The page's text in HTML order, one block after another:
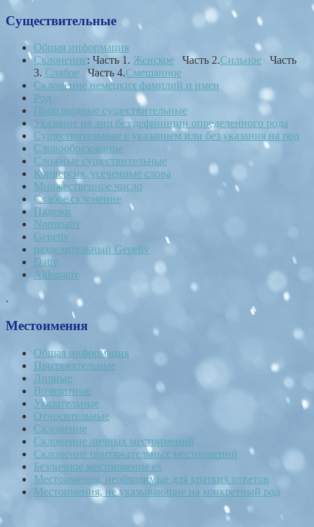
Существительные
Общая информация
Склонение: Часть 1. Женское Часть 2.Сильное Часть
3. Слабое Часть 4.Смешанное
Склонение немецких фамилий и имен
Род
Производные существительные
Указание на лиц без дефиниции определенного рода
Существительные с указанием или без указания на род
Словообразование
Сложные существительные
Конверсия, усеченные слова
Множественное число
Слабое склонение
Падежи
Nominativ
Genetiv
разделительный Genetiv
Dativ
Akkusativ
.
Местоимения
Общая информация
Притяжательные
Личные
Возвратные
Указательные
Относительные
Склонение
Склонение личных местоимений
Склонение притяжательных местоимений
Безличное местоимение es
Местоимения, необходимые для кратких ответов
Местоимения, не указывающие на конкретный род